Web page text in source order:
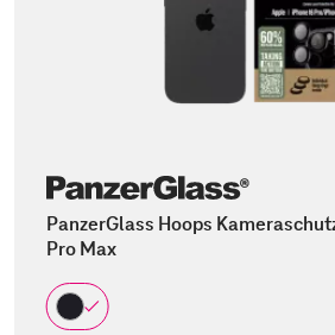
PanzerGlass Hoops
Pro Max